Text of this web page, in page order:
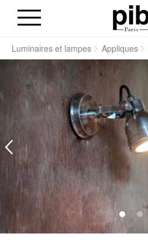
Luminaires et lampes Appliques